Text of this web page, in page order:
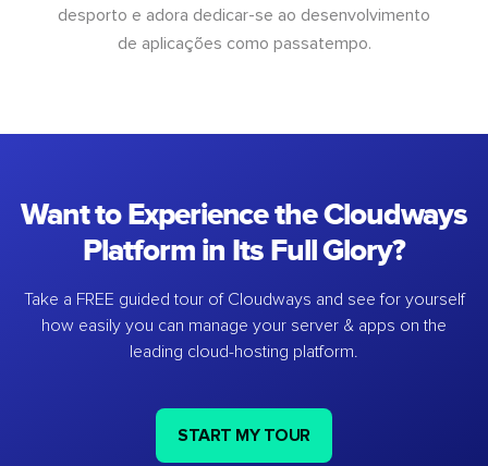
desporto e adora dedicar-se ao desenvolvimento
de aplicações como passatempo.
Want to Experience the Cloudways
Platform in Its Full Glory?
Take a FREE guided tour of Cloudways and see for yourself
how easily you can manage your server & apps on the
leading cloud-hosting platform.
START MY TOUR